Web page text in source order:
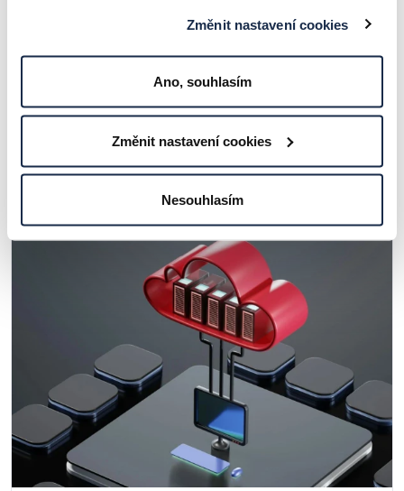
Změnit nastavení cookies
Ano, souhlasím
Změnit nastavení cookies
Nesouhlasím
Datová suverenita – od Cloud Actu po
balíček technologické suverenity
ČLÁNKY A ZAJÍMAVOSTI